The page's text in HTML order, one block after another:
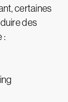
certaines
des
: